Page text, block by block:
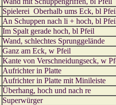
Spielerei Oberhalb ums Eck, bl
An Schuppen nach li + hoch, bl
Im Spalt gerade hoch, bl Pfeil
Wand, schlechtes Sprunggelände
Ganz am Eck, w Pfeil
Kante von Verschneidungseck, w
Aufrichter in Platte
Aufrichter in Platte mit Minileiste
Überhang, hoch und nach re
Superwürger